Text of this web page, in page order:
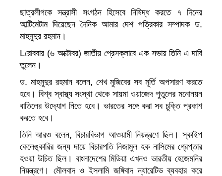
ছাত্রলীগকে সন্ত্রাসী সংগঠন হিসেবে নিষিদ্ধ করতে ৭ দিনের
আল্টিমেটাম দিয়েছেন দৈনিক আমার দেশ পত্রিকার সম্পাদক ড.
মাহমুদুর রহমান।
Lরোববার (৬ অক্টোবর) জাতীয় প্রেসক্লাবে এক সভায় তিনি এ দাবি
তুলেন।
ড. মাহমুদুর রহমান বলেন, শেখ মুজিবের সব মূর্তি অপসারণ করতে
হবে। বিশ্ব স্বাস্থ্য সংস্থা থেকে সায়মা ওয়াজেদ পুতুলের মনোনয়ন
বাতিলের উদ্যোগ নিতে হবে। ভারতের সঙ্গে করা সব চুক্তি প্রকাশ
করতে হবে।
তিনি আরও বলেন, বিচারবিভাগ আওয়ামী নিয়ন্ত্রণে ছিল। স্কাইপ
কেলেঙ্কারির জন্য দায়ে বিচারপতি নিজামুল হক নাসিমের গ্রেপ্তার
হওয়া উচিত ছিল। বাংলাদেশের মিডিয়া এখনও ভারতীয় হেজেমনির
নিয়ন্ত্রণে। মৌলবাদ ও ইসলামি জঙ্গিবাদ ন্যারেটিভ ব্যবহার করে